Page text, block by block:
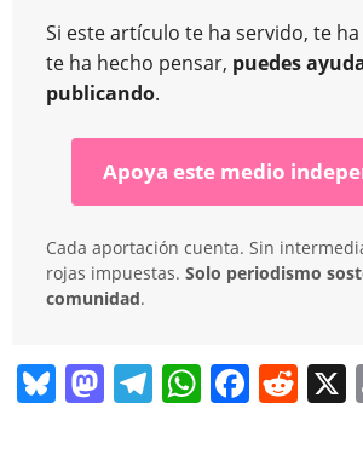
Si este artículo te ha servido, te
te ha hecho pensar, puedes
publicando.
Apoya este medio
Cada aportación cuenta. Sin
rojas impuestas. Solo periodismo
comunidad.
Bl M T
W F
R